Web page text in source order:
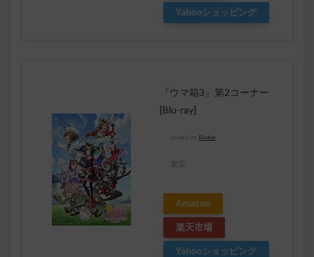
Yahooショッピング
『ウマ箱3』第2コーナー
[Blu-ray]
created by Rinker
東宝
Amazon
楽天市場
Yahooショッピング